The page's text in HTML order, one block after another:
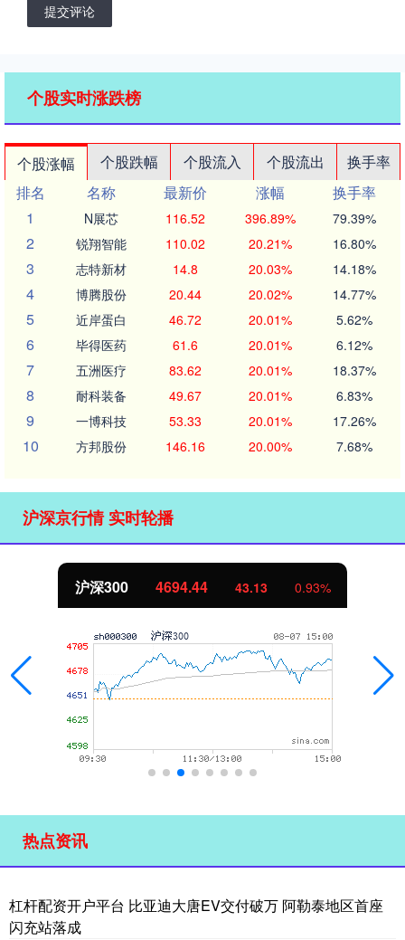
提交评论
个股实时涨跌榜
个股涨幅 个股跌幅 个股流入 个股流出
换手率
排名
名称 最新价 涨幅
换手率
1
N展芯 116.52 396.89% 79.39%
2 锐翔智能 110.02 20.21% 16.80%
3 志特新材 14.8 20.03% 14.18%
4 博腾股份 20.44 20.02% 14.77%
5 近岸蛋白 46.72 20.01% 5.62%
6 毕得医药 61.6 20.01% 6.12%
7 五洲医疗 83.62 20.01% 18.37%
8 耐科装备 49.67 20.01% 6.83%
9 一博科技 53.33 20.01% 17.26%
10 方邦股份 146.16 20.00% 7.68%
沪深京行情 实时轮播
北证50 1134.24 11.37 1.01%
热点资讯
杠杆配资开户平台 比亚迪大唐EV交付破万 阿勒泰地区首座
闪充站落成